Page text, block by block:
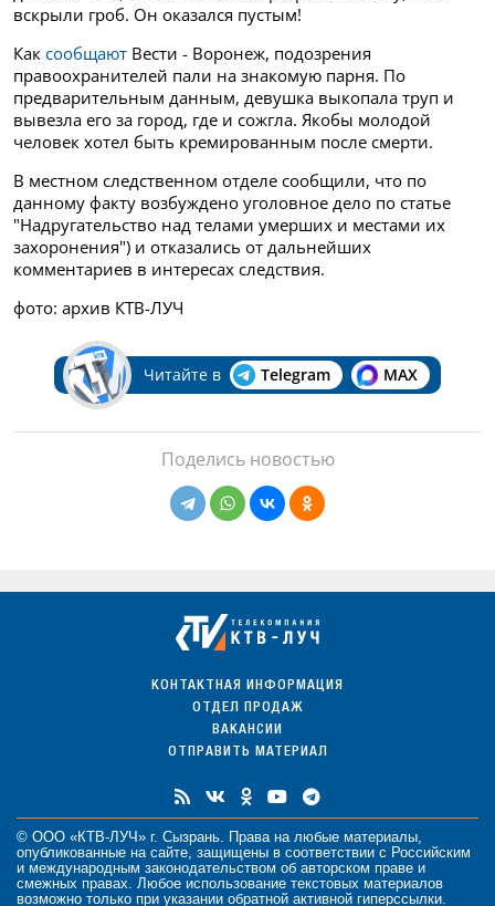
вскрыли гроб. Он оказался пустым!
Как сообщают Вести - Воронеж, подозрения
правоохранителей пали на знакомую парня. По
предварительным данным, девушка выкопала труп и
вывезла его за город, где и сожгла. Якобы молодой
человек хотел быть кремированным после смерти.
В местном следственном отделе сообщили, что по
данному факту возбуждено уголовное дело по статье
"Надругательство над телами умерших и местами их
захоронения") и отказались от дальнейших
комментариев в интересах следствия.
фото: архив КТВ-ЛУЧ
Читайте в Telegram MAX
Поделись новостью
КОНТАКТНАЯ ИНФОРМАЦИЯ
ОТДЕЛ ПРОДАЖ
ВАКАНСИИ
ОТПРАВИТЬ МАТЕРИАЛ
© ООО «КТВ-ЛУЧ» г. Сызрань. Права на любые материалы
опубликованные на сайте, защищены в соответствии с Российским
и международным законодательством об авторском праве и
смежных правах. Любое использование текстовых материалов
возможно только при указании обратной активной гиперссылки.